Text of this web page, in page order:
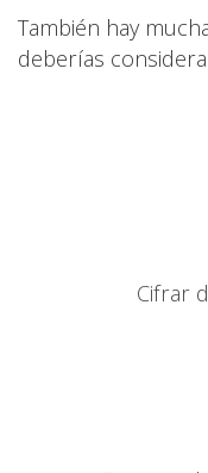
También hay
deberías
Cifrar